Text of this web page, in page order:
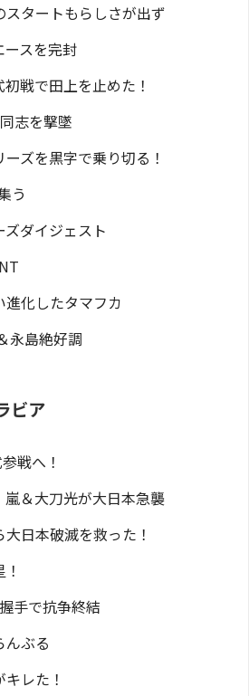
スタートもらしさが出ず
ースを完封
戦で田上を止めた！
志を撃墜
ズを黒字で乗り切る！
う
ダイジェスト
化したタマフカ
永島絶好調
ビア
戦へ！
＆大刀光が大日本急襲
日本破滅を救った！
手で抗争終結
んぶる
レた！